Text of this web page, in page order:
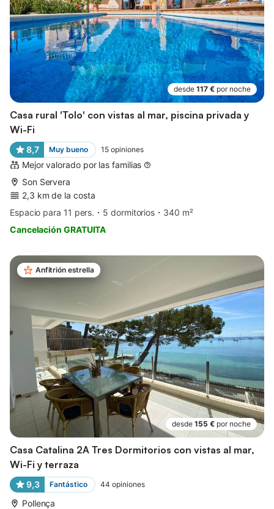
desde 117 € por noche
Casa rural 'Tolo' con vistas al mar, piscina privada y
Wi-Fi
8,7 Muy bueno 15 opiniones
Mejor valorado por las familias
Son Servera
2,3 km de la costa
Espacio para 11 pers.
5 dormitorios
340 m²
Cancelación GRATUITA
Anfitrión estrella
desde 155 € por noche
Casa Catalina 2A Tres Dormitorios con vistas al mar,
Wi-Fi y terraza
9,3 Fantástico 44 opiniones
Pollença